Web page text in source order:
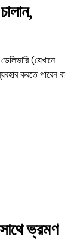
(যেখানে
করতে পারেন বা
ভ্রমণ